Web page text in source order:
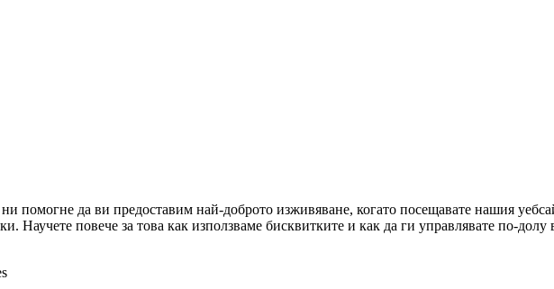
помогне да ви предоставим най-доброто изживяване, когато посещавате нашия
Научете повече за това как използваме бисквитките и как да ги управлявате по-